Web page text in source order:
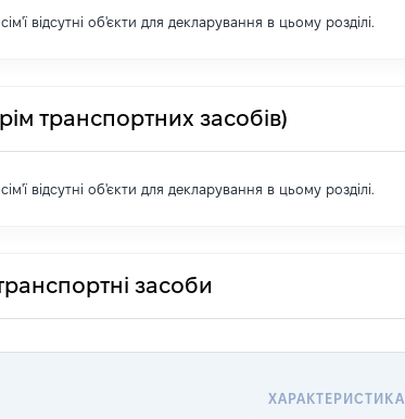
відсутні об'єкти для декларування в цьому розділі.
транспортних засобів)
відсутні об'єкти для декларування в цьому розділі.
засоби
ХАРАКТЕРИСТИКА